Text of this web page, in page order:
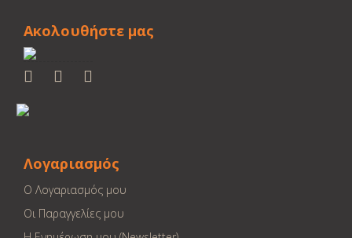
Ακολουθήστε μας
Λογαριασμός
Ο Λογαριασμός μου
Οι Παραγγελίες μου